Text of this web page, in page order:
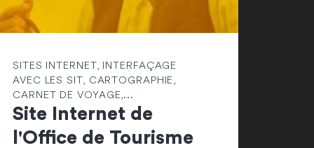
SITES INTERNET, INTERFAÇAGE
AVEC LES SIT, CARTOGRAPHIE,
CARNET DE VOYAGE,...
Site Internet de
l'Office de Tourisme